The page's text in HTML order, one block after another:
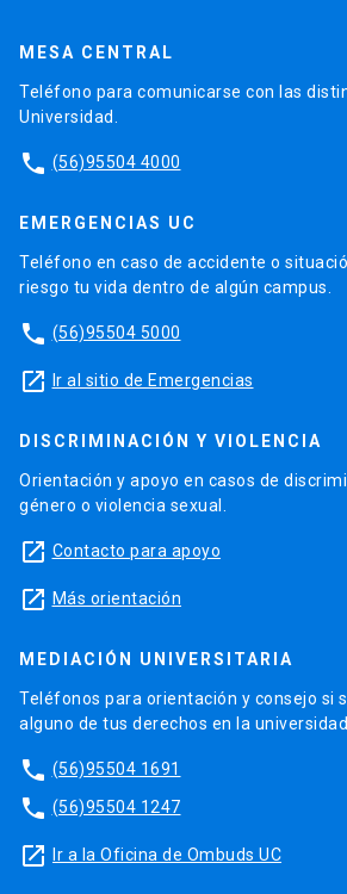
MESA CENTRAL
Teléfono para comunicarse con las
Universidad.
phone (56)95504 4000
EMERGENCIAS UC
Teléfono en caso de accidente o
riesgo tu vida dentro de algún campus.
phone (56)95504 5000
launch Ir al sitio de Emergencias
DISCRIMINACIÓN Y VIOLENCIA
Orientación y apoyo en casos de
género o violencia sexual.
launch Contacto para apoyo
launch Más orientación
MEDIACIÓN UNIVERSITARIA
Teléfonos para orientación y consejo si
alguno de tus derechos en la
phone (56)95504 1691
phone (56)95504 1247
launch Ir a la Oficina de Ombuds UC